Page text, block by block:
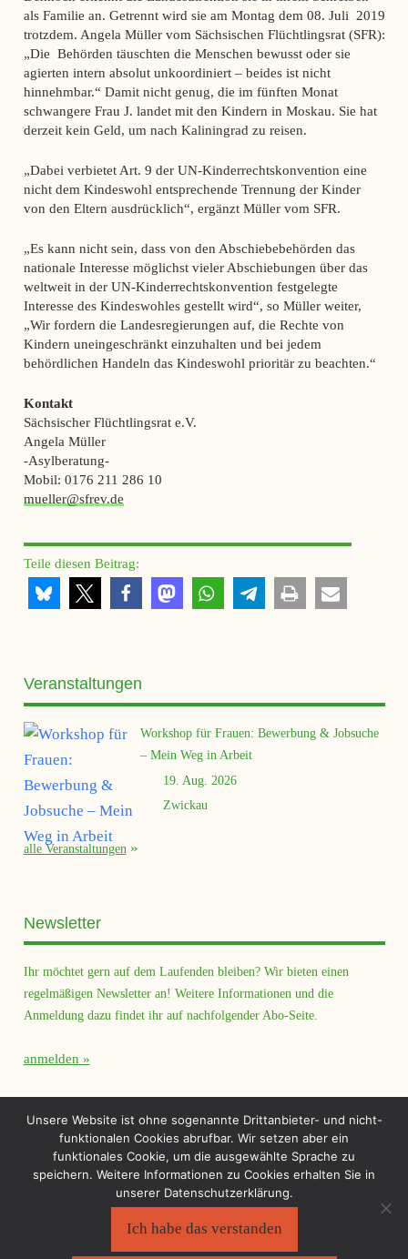
als Familie an. Getrennt wird sie am Montag dem 08. Juli 2019
trotzdem. Angela Müller vom Sächsischen Flüchtlingsrat (SFR):
„Die Behörden täuschten die Menschen bewusst oder sie
agierten intern absolut unkoordiniert – beides ist nicht
hinnehmbar.“ Damit nicht genug, die im fünften Monat
schwangere Frau J. landet mit den Kindern in Moskau. Sie hat
derzeit kein Geld, um nach Kaliningrad zu reisen.
„Dabei verbietet Art. 9 der UN-Kinderrechtskonvention eine
nicht dem Kindeswohl entsprechende Trennung der Kinder
von den Eltern ausdrücklich“, ergänzt Müller vom SFR.
„Es kann nicht sein, dass von den Abschiebebehörden das
nationale Interesse möglichst vieler Abschiebungen über das
weltweit in der UN-Kinderrechtskonvention festgelegte
Interesse des Kindeswohles gestellt wird“, so Müller weiter,
„Wir fordern die Landesregierungen auf, die Rechte von
Kindern uneingeschränkt einzuhalten und bei jedem
behördlichen Handeln das Kindeswohl prioritär zu beachten.“
Kontakt
Sächsischer Flüchtlingsrat e.V.
Angela Müller
-Asylberatung-
Mobil: 0176 211 286 10
mueller@sfrev.de
Teile diesen Beitrag:
Veranstaltungen
Workshop für Frauen: Bewerbung & Jobsuche
– Mein Weg in Arbeit
19. Aug. 2026
Zwickau
alle Veranstaltungen
Newsletter
Ihr möchtet gern auf dem Laufenden bleiben? Wir bieten einen
regelmäßigen Newsletter an! Weitere Informationen und die
Anmeldung dazu findet ihr auf nachfolgender Abo-Seite.
anmelden
Unsere Website ist ohne sogenannte Drittanbieter- und nicht-
funktionalen Cookies abrufbar. Wir setzen aber ein
funktionales Cookie, um die ausgewählte Sprache zu
speichern. Weitere Informationen zu Cookies erhalten Sie in
unserer Datenschutzerklärung.
Ich habe das verstanden